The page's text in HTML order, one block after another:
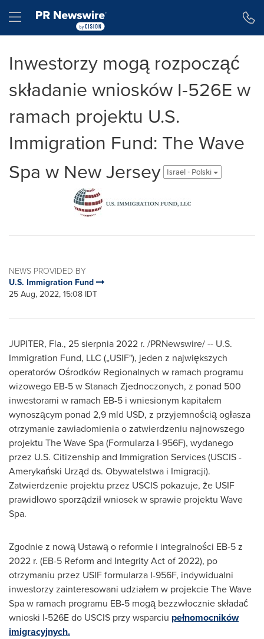
Hamburger menu
Inwestorzy mogą rozpocząć
składanie wniosków I-526E w
ramach projektu U.S.
Immigration Fund: The Wave
Spa w New Jersey
Israel - Polski
NEWS PROVIDED BY
U.S. Immigration Fund
25 Aug, 2022, 15:08 IDT
JUPITER, Fla., 25 sierpnia 2022 r. /PRNewswire/ -- U.S.
Immigration Fund, LLC („USIF"), jeden z największych
operatorów Ośrodków Regionalnych w ramach programu
wizowego EB-5 w Stanach Zjednoczonych, z ponad 500
inwestorami w ramach EB-5 i wniesionym kapitałem
wynoszącym ponad 2,9 mld USD, z przyjemnością ogłasza
otrzymanie zawiadomienia o zatwierdzeniu najnowszego
projektu The Wave Spa (Formularza I-956F), wydanego
przez U.S. Citizenship and Immigration Services (USCIS -
Amerykański Urząd ds. Obywatelstwa i Imigracji).
Zatwierdzenie projektu przez USCIS pokazuje, że USIF
prawidłowo sporządził wniosek w sprawie projektu Wave
Spa.
Zgodnie z nową Ustawą o reformie i integralności EB-5 z
2022 r. (EB-5 Reform and Integrity Act of 2022), po
otrzymaniu przez USIF formularza I-956F, indywidualni
inwestorzy zainteresowani udziałem w projekcie The Wave
Spa w ramach programu EB-5 mogą bezzwłocznie składać
wnioski I-526E do USCIS przy wsparciu pełnomocników
imigracyjnych.